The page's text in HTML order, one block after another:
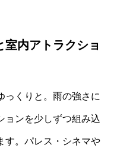
室内アトラクショ
っくりと。雨の強さに
ョンを少しずつ組み込
す。パレス・シネマや